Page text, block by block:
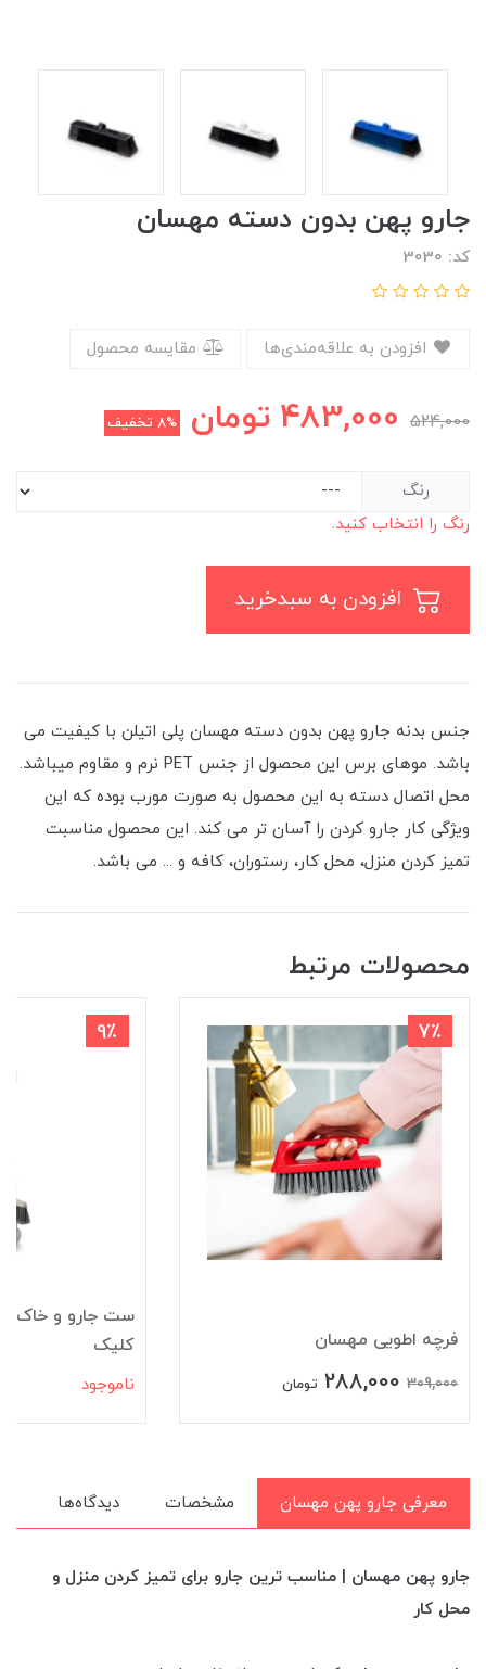
جارو پهن بدون دسته مهسان
کد: 3030
مقایسه محصول
524,000
483,000 تومان 8% تخفیف
رنگ
رنگ را انتخاب کنید.
جنس بدنه جارو پهن بدون دسته مهسان پلی اتیلن با کیفیت می
باشد. موهای برس این محصول از جنس PET نرم و مقاوم میباشد.
محل اتصال دسته به این محصول به صورت مورب بوده که این
ویژگی کار جارو کردن را آسان تر می کند. این محصول مناسبت
تمیز کردن منزل، محل کار، رستوران، کافه و ... می باشد.
محصولات مرتبط
7٪
فرچه اطویی مهسان
309,000
288,000 تومان
9٪
ست جارو و خاک
کلیک
ناموجود
معرفی جارو پهن مهسان مشخصات دیدگاه‌ها
جارو پهن مهسان | مناسب ترین جارو برای تمیز کردن منزل و
محل کار